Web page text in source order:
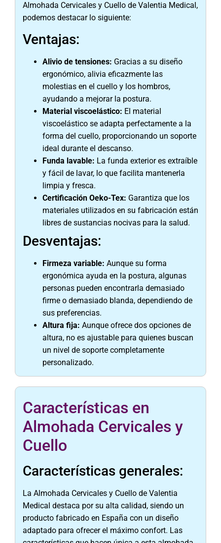
Almohada Cervicales y Cuello de Valentia Medical,
podemos destacar lo siguiente:
Ventajas:
Alivio de tensiones: Gracias a su diseño
ergonómico, alivia eficazmente las
molestias en el cuello y los hombros,
ayudando a mejorar la postura.
Material viscoelástico: El material
viscoelástico se adapta perfectamente a la
forma del cuello, proporcionando un soporte
ideal durante el descanso.
Funda lavable: La funda exterior es extraíble
y fácil de lavar, lo que facilita mantenerla
limpia y fresca.
Certificación Oeko-Tex: Garantiza que los
materiales utilizados en su fabricación están
libres de sustancias nocivas para la salud.
Desventajas:
Firmeza variable: Aunque su forma
ergonómica ayuda en la postura, algunas
personas pueden encontrarla demasiado
firme o demasiado blanda, dependiendo de
sus preferencias.
Altura fija: Aunque ofrece dos opciones de
altura, no es ajustable para quienes buscan
un nivel de soporte completamente
personalizado.
Características en
Almohada Cervicales y
Cuello
Características generales:
La Almohada Cervicales y Cuello de Valentia
Medical destaca por su alta calidad, siendo un
producto fabricado en España con un diseño
adaptado para ofrecer el máximo confort. Las